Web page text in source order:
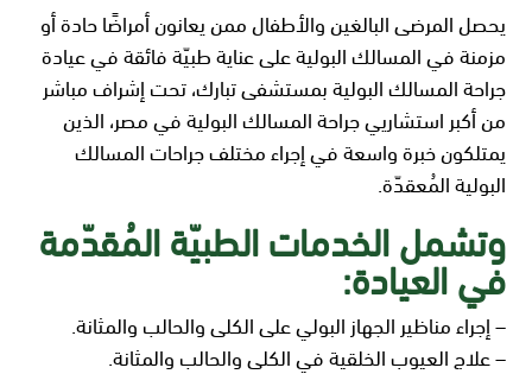
يحصل المرضى البالغين والأطفال ممن يعانون أمراضًا حادة أو
مزمنة في المسالك البولية على عناية طبيّة فائقة في عيادة
جراحة المسالك البولية بمستشفى تبارك، تحت إشراف مباشر
من أكبر استشاريي جراحة المسالك البولية في مصر، الذين
يمتلكون خبرة واسعة في إجراء مختلف جراحات المسالك
البولية المُعقدّة.
وتشمل الخدمات الطبيّة المُقدّمة
في العيادة:
– إجراء مناظير الجهاز البولي على الكلى والحالب والمثانة.
– علاج العيوب الخلقية في الكلى والحالب والمثانة.